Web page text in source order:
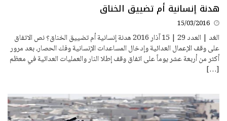
هدنة إنسانية أم تضييق الخناق
15/03/2016
الغد | العدد 29 | 15 آذار 2016 هدنة إنسانية أم تضييق الخناق؟ نص الاتفاق
على وقف الإعمال العدائية وإدخال المساعدات الإنسانية وفك الحصار، بعد مرور
أكثر من أربعة عشر يوماً على اتفاق وقف إطلا النار والعمليات العدائية في معظم
[…]